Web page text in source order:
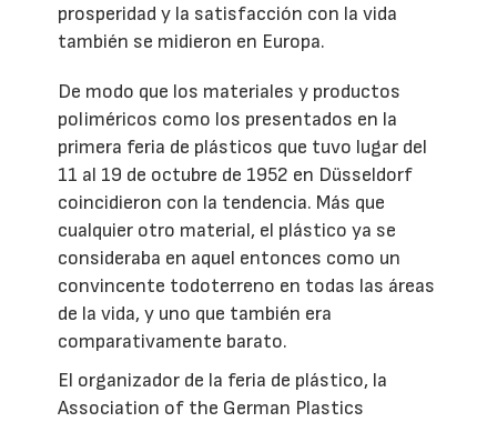
prosperidad y la satisfacción con la vida
también se midieron en Europa.
De modo que los materiales y productos
poliméricos como los presentados en la
primera feria de plásticos que tuvo lugar del
11 al 19 de octubre de 1952 en Düsseldorf
coincidieron con la tendencia. Más que
cualquier otro material, el plástico ya se
consideraba en aquel entonces como un
convincente todoterreno en todas las áreas
de la vida, y uno que también era
comparativamente barato.
El organizador de la feria de plástico, la
Association of the German Plastics